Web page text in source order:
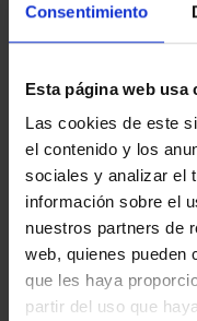
Consentimiento
Esta página web usa
Las cookies de este
el contenido y los
sociales y analizar el
información sobre el
nuestros partners de
web, quienes pueden
que les haya
partir del uso que
HU...
1.095,00 €
Sólo para usuarios
registrados